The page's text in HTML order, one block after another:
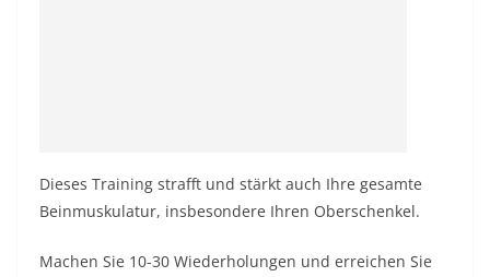
Dieses Training strafft und stärkt auch Ihre gesamte
Beinmuskulatur, insbesondere Ihren Oberschenkel.
Machen Sie 10-30 Wiederholungen und erreichen Sie